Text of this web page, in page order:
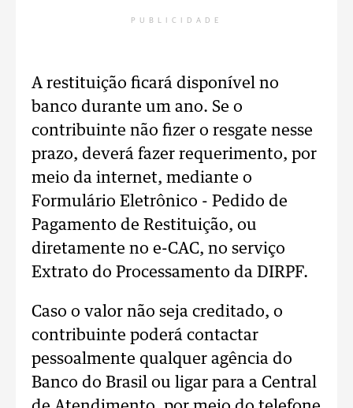
PUBLICIDADE
A restituição ficará disponível no
banco durante um ano. Se o
contribuinte não fizer o resgate nesse
prazo, deverá fazer requerimento, por
meio da internet, mediante o
Formulário Eletrônico - Pedido de
Pagamento de Restituição, ou
diretamente no e-CAC, no serviço
Extrato do Processamento da DIRPF.
Caso o valor não seja creditado, o
contribuinte poderá contactar
pessoalmente qualquer agência do
Banco do Brasil ou ligar para a Central